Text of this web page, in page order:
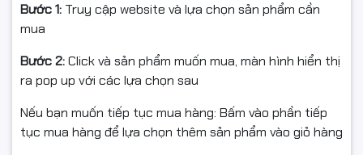
Bước 1: Truy cập website và lựa chọn sản phẩm cần
mua
Bước 2:Click và sản phẩm muốn mua, màn hình hiển thị
ra pop up với các lựa chọn sau
Nếu bạn muốn tiếp tục mua hàng: Bấm vào phần tiếp
tục mua hàng để lựa chọn thêm sản phẩm vào giỏ hàng